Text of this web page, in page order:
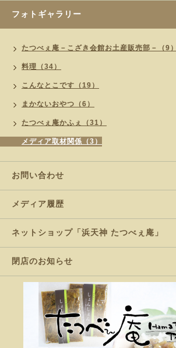
フォトギャラリー
たつべぇ庵－こざき会館お土産販売部－（9）
料理（34）
こんなとこです（19）
まかないおやつ（6）
たつべぇ庵かふぇ（31）
メディア取材関係（3）
お問い合わせ
メディア履歴
ネットショップ「浜天神 たつべぇ庵」
閉店のお知らせ